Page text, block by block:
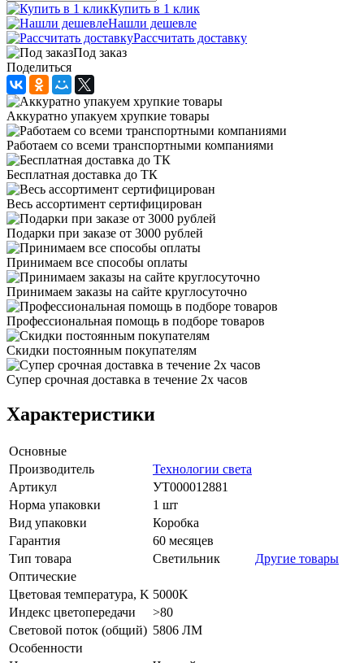
Купить в 1 клик
Нашли дешевле
Рассчитать доставку
Под заказ
Поделиться
Аккуратно упакуем хрупкие товары
Работаем со всеми транспортными компаниями
Бесплатная доставка до ТК
Весь ассортимент сертифицирован
Подарки при заказе от 3000 рублей
Принимаем все способы оплаты
Принимаем заказы на сайте круглосуточно
Профессиональная помощь в подборе товаров
Скидки постоянным покупателям
Супер срочная доставка в течение 2х часов
Характеристики
Основные
Производитель
Технологии света
Артикул
УТ000012881
Норма упаковки
1 шт
Вид упаковки
Коробка
Гарантия
60 месяцев
Тип товара
Светильник
Другие товары
Оптические
Цветовая температура, K 5000K
Индекс цветопередачи
>80
Световой поток (общий) 5806 ЛМ
Особенности